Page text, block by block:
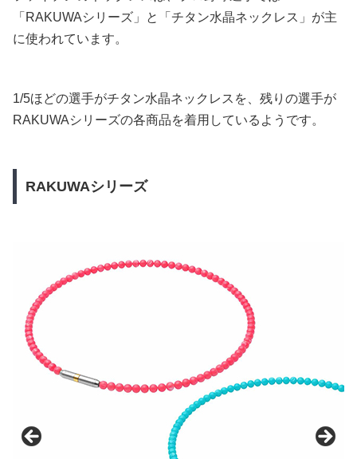
「RAKUWAシリーズ」と「チタン水晶ネックレス」が主
に使われています。
1/5ほどの選手がチタン水晶ネックレスを、残りの選手が
RAKUWAシリーズの各商品を着用しているようです。
RAKUWAシリーズ